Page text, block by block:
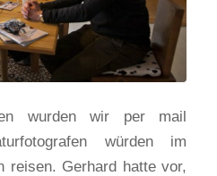
wurden wir per mail
würden im
reisen. Gerhard hatte vor,